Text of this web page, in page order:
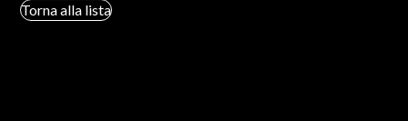
Torna alla lista